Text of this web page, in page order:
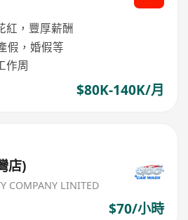
紅，豐厚薪酬
假，婚假等
作周
$80K-140K/月
店)
COMPANY LINITED
$70/小時